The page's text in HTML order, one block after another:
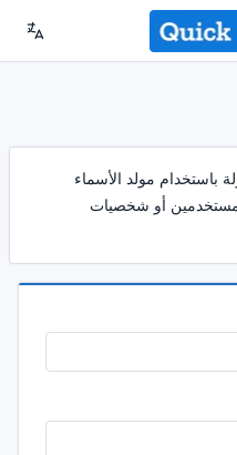
باستخدام مولد الأسماء
مستخدمين أو شخصيات